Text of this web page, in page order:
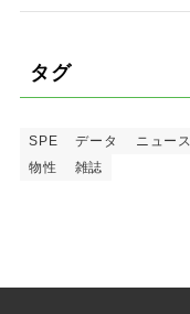
タグ
SPE データ ニュース
物性
雑誌